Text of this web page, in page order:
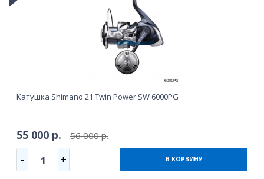
Катушка Shimano 21 Twin Power SW 6000PG
55 000 р. 56 000 р.
- 1 + В КОРЗИНУ